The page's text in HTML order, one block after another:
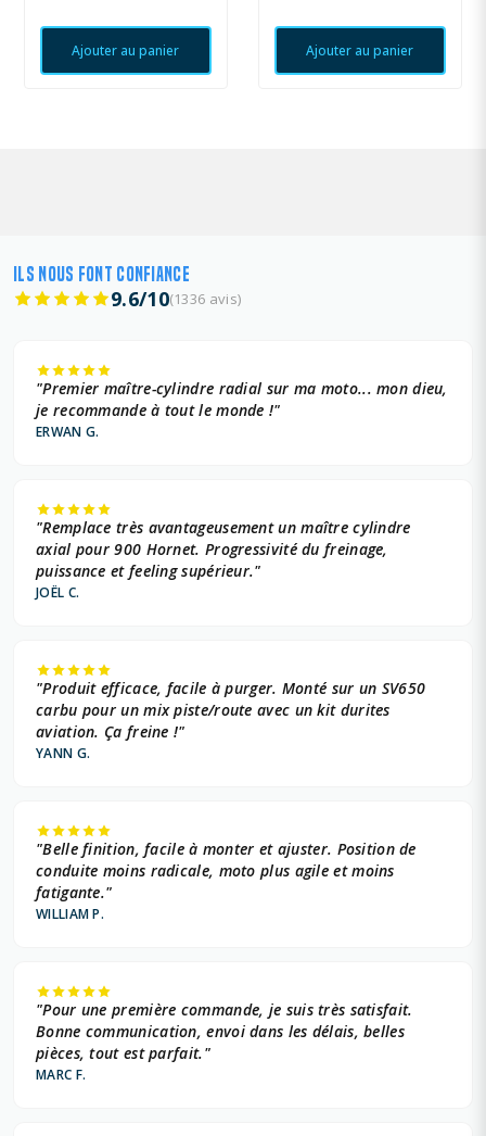
Ajouter au panier Ajouter au panier
ILS NOUS FONT CONFIANCE
9.6/10(1336 avis)
"Premier maître-cylindre radial sur ma moto... mon dieu,
je recommande à tout le monde !"
ERWAN G.
"Remplace très avantageusement un maître cylindre
axial pour 900 Hornet. Progressivité du freinage,
puissance et feeling supérieur."
JOËL C.
"Produit efficace, facile à purger. Monté sur un SV650
carbu pour un mix piste/route avec un kit durites
aviation. Ça freine !"
YANN G.
"Belle finition, facile à monter et ajuster. Position de
conduite moins radicale, moto plus agile et moins
fatigante."
WILLIAM P.
"Pour une première commande, je suis très satisfait.
Bonne communication, envoi dans les délais, belles
pièces, tout est parfait."
MARC F.